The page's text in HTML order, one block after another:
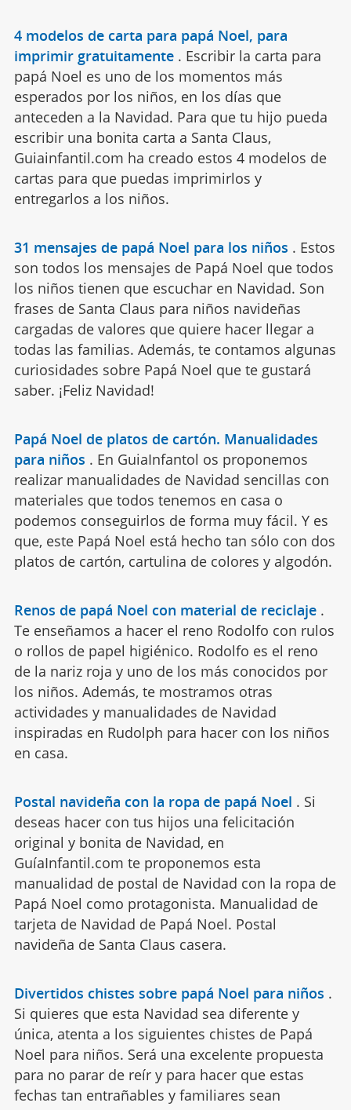
4 modelos de carta para papá Noel, para
imprimir gratuitamente . Escribir la carta para
papá Noel es uno de los momentos más
esperados por los niños, en los días que
anteceden a la Navidad. Para que tu hijo pueda
escribir una bonita carta a Santa Claus,
Guiainfantil.com ha creado estos 4 modelos de
cartas para que puedas imprimirlos y
entregarlos a los niños.
31 mensajes de papá Noel para los niños . Estos
son todos los mensajes de Papá Noel que todos
los niños tienen que escuchar en Navidad. Son
frases de Santa Claus para niños navideñas
cargadas de valores que quiere hacer llegar a
todas las familias. Además, te contamos algunas
curiosidades sobre Papá Noel que te gustará
saber. ¡Feliz Navidad!
Papá Noel de platos de cartón. Manualidades
para niños . En GuiaInfantol os proponemos
realizar manualidades de Navidad sencillas con
materiales que todos tenemos en casa o
podemos conseguirlos de forma muy fácil. Y es
que, este Papá Noel está hecho tan sólo con dos
platos de cartón, cartulina de colores y algodón.
Renos de papá Noel con material de reciclaje .
Te enseñamos a hacer el reno Rodolfo con rulos
o rollos de papel higiénico. Rodolfo es el reno
de la nariz roja y uno de los más conocidos por
los niños. Además, te mostramos otras
actividades y manualidades de Navidad
inspiradas en Rudolph para hacer con los niños
en casa.
Postal navideña con la ropa de papá Noel . Si
deseas hacer con tus hijos una felicitación
original y bonita de Navidad, en
GuíaInfantil.com te proponemos esta
manualidad de postal de Navidad con la ropa de
Papá Noel como protagonista. Manualidad de
tarjeta de Navidad de Papá Noel. Postal
navideña de Santa Claus casera.
Divertidos chistes sobre papá Noel para niños .
Si quieres que esta Navidad sea diferente y
única, atenta a los siguientes chistes de Papá
Noel para niños. Será una excelente propuesta
para no parar de reír y para hacer que estas
fechas tan entrañables y familiares sean